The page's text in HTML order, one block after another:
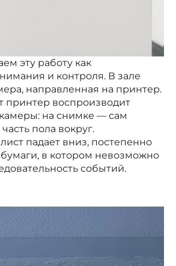
эту работу как
и контроля. В зале
направленная на принтер.
принтер воспроизводит
на снимке — сам
пола вокруг.
падает вниз, постепенно
в котором невозможно
событий.